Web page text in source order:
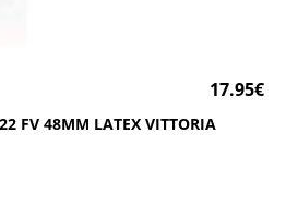
FV 48ΜΜ LΑΤΕΧ VΙΤΤΟRΙΑ
17.95€